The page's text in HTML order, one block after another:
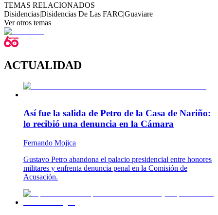
TEMAS RELACIONADOS
Disidencias|Disidencias De Las FARC|Guaviare
Ver otros temas
ACTUALIDAD
Así fue la salida de Petro de la Casa de Nariño:
lo recibió una denuncia en la Cámara
Fernando Mojica
Gustavo Petro abandona el palacio presidencial entre honores
militares y enfrenta denuncia penal en la Comisión de
Acusación.